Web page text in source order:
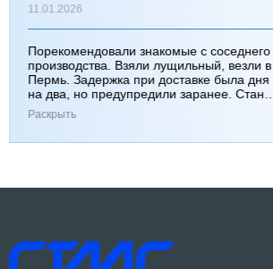
11.01.2026
Порекомендовали знакомые с соседнего
производства. Взяли лущильный, везли в
Пермь. Задержка при доставке была дня
на два, но предупредили заранее. Станок
работает хорошо, к качеству вопросов нет.
Раскрыть